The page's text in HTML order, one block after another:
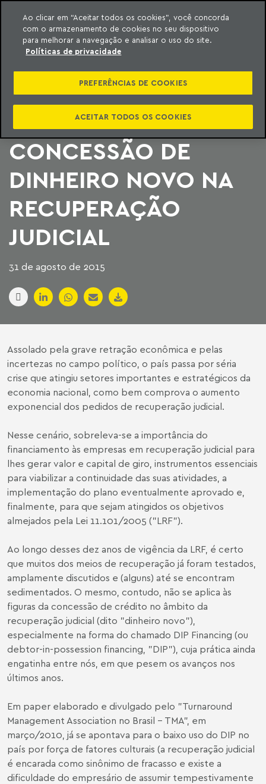
o conteúdo
Machado Meyer
PANORAMA ACERCA
DAS QUESTÕES
ENVOLVENDO A
CONCESSÃO DE
DINHEIRO NOVO NA
RECUPERAÇÃO
JUDICIAL
31 de agosto de 2015
Assolado pela grave retração econômica e pelas
incertezas no campo político, o país passa por séria
crise que atingiu setores importantes e estratégicos da
economia nacional, como bem comprova o aumento
exponencial dos pedidos de recuperação judicial.
Nesse cenário, sobreleva-se a importância do
financiamento às empresas em recuperação judicial para
lhes gerar valor e capital de giro, instrumentos essenciais
para viabilizar a continuidade das suas atividades, a
implementação do plano eventualmente aprovado e,
finalmente, para que sejam atingidos os objetivos
almejados pela Lei 11.101/2005 ("LRF").
Ao longo desses dez anos de vigência da LRF, é certo
que muitos dos meios de recuperação já foram testados,
amplamente discutidos e (alguns) até se encontram
sedimentados. O mesmo, contudo, não se aplica às
figuras da concessão de crédito no âmbito da
recuperação judicial (dito "dinheiro novo"),
especialmente na forma do chamado DIP Financing (ou
debtor-in-possession financing, "DIP"), cuja prática ainda
engatinha entre nós, em que pesem os avanços nos
últimos anos.
Em paper elaborado e divulgado pelo "Turnaround
Management Association no Brasil - TMA", em
março/2010, já se apontava para o baixo uso do DIP no
país por força de fatores culturais (a recuperação judicial
é encarada como sinônimo de fracasso e existe a
dificuldade do empresário de assumir tempestivamente
Ao clicar em “Aceitar todos os cookies”, você concorda
com o armazenamento de cookies no seu dispositivo
para melhorar a navegação e analisar o uso do site.
Políticas de privacidade
PREFERÊNCIAS DE COOKIES
ACEITAR TODOS OS COOKIES